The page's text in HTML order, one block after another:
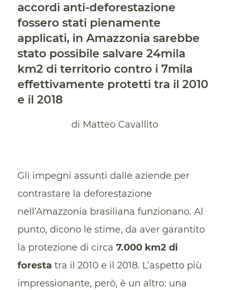
accordi anti-deforestazione
fossero stati pienamente
applicati, in Amazzonia sarebbe
stato possibile salvare 24mila
km2 di territorio contro i 7mila
effettivamente protetti tra il 2010
e il 2018
di Matteo Cavallito
Gli impegni assunti dalle aziende per
contrastare la deforestazione
nell’Amazzonia brasiliana funzionano. Al
punto, dicono le stime, da aver garantito
la protezione di circa 7.000 km2 di
foresta tra il 2010 e il 2018. L’aspetto più
impressionante, però, è un altro: una